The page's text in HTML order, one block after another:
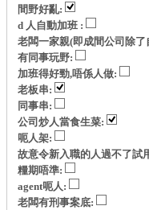
間野好亂:
d 人自動加班 :
老闆一家親(即成間公司除
有同事玩野:
加班得好勁,唔係人做:
老板串:
同事串:
公司炒人當食生菜:
呃人架:
故意令新入職的人過不了試
糧期唔準:
agent呃人:
老闆有刑事案底: